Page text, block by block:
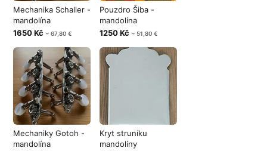
Mechanika Schaller -
mandolína
1650 Kč ~ 67,80 €
Pouzdro Šiba -
mandolína
1250 Kč ~ 51,80 €
Mechaniky Gotoh -
mandolína
Kryt struníku
mandolíny